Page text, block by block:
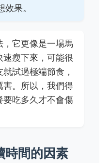
果。
它更像是一場馬
瘦下來，可能很
試過極端節食，
。所以，我們得
吃多久才不會傷
時間的因素